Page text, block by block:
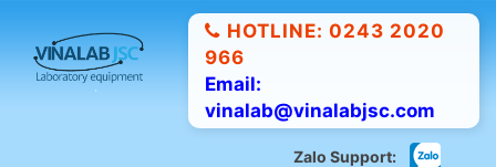
HOTLINE: 0243 2020
966
Email:
vinalab@vinalabjsc.com
Zalo Support: